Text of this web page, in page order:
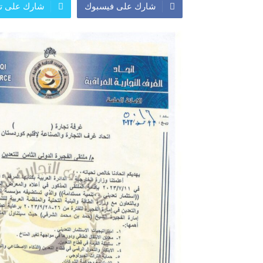
المعرض الدولي للاحذية
النشرة الاسبوعية
النشرة الشهرية لاسعار
شارك على فيسبوك شارك على